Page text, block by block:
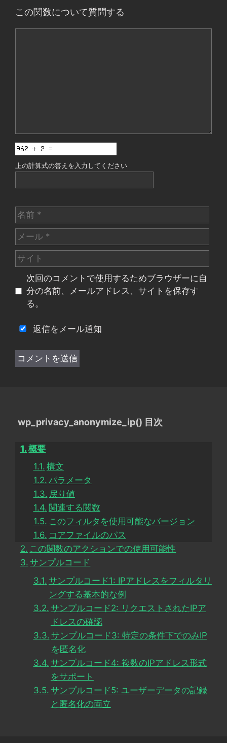
この関数について質問する
上の計算式の答えを入力してください
名
前
メ
ー
ル
サ
イ
次回のコメントで使用するためブラウザーに自
分の名前、メールアドレス、サイトを保存す
る。
返信をメール通知
wp_privacy_anonymize_ip() 目次
概要
構文
パラメータ
戻り値
関連する関数
このフィルタを使用可能なバージョン
コアファイルのパス
この関数のアクションでの使用可能性
サンプルコード
サンプルコード1: IPアドレスをフィルタリ
ングする基本的な例
サンプルコード2: リクエストされたIPア
ドレスの確認
サンプルコード3: 特定の条件下でのみIP
を匿名化
サンプルコード4: 複数のIPアドレス形式
をサポート
サンプルコード5: ユーザーデータの記録
と匿名化の両立